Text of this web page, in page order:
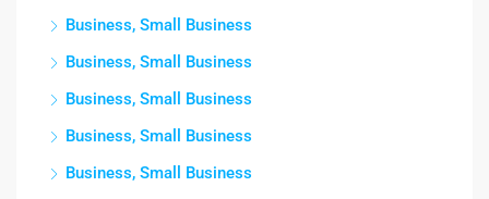
Business, Small Business
Business, Small Business
Business, Small Business
Business, Small Business
Business, Small Business